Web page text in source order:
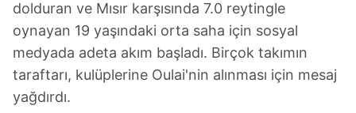
dolduran ve Mısır karşısında 7.0 reytingle
oynayan 19 yaşındaki orta saha için sosyal
medyada adeta akım başladı. Birçok takımın
taraftarı, kulüplerine Oulai'nin alınması için mesaj
yağdırdı.